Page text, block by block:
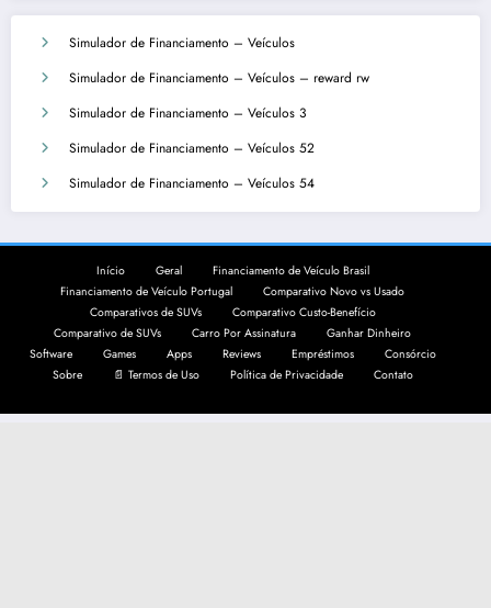
Simulador de Financiamento – Veículos
Simulador de Financiamento – Veículos – reward rw
Simulador de Financiamento – Veículos 3
Simulador de Financiamento – Veículos 52
Simulador de Financiamento – Veículos 54
Início Geral
Financiamento de Veículo Brasil
Financiamento de Veículo Portugal
Comparativo Novo vs Usado
Comparativos de SUVs
Comparativo Custo-Benefício
Comparativo de SUVs
Carro Por Assinatura
Ganhar Dinheiro
Software
Games Apps Reviews Empréstimos
Consórcio
Sobre
📄 Termos de Uso Política de Privacidade Contato